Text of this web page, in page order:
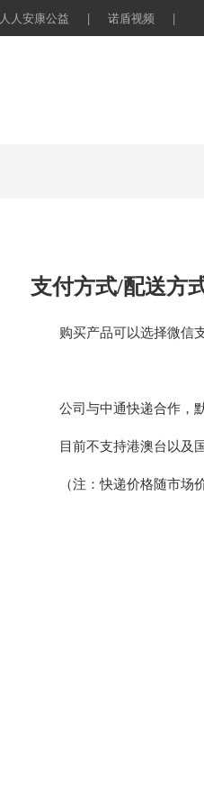
人人安康公益 | 诺盾视频 |
支付方式/配送方
购买产品可以选择微信
公司与中通快递合作，
目前不支持港澳台以及
（注：快递价格随市场